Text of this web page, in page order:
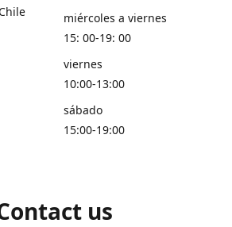
miércoles a viernes
15: 00-19: 00
viernes
10:00-13:00
sábado
15:00-19:00
us